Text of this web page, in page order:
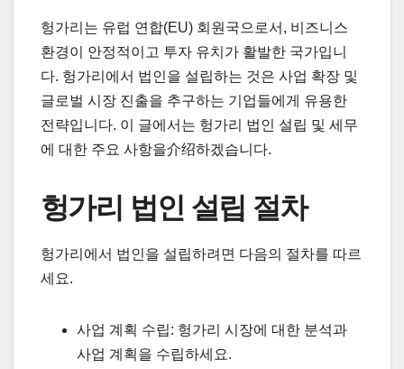
헝가리는 유럽 연합(EU) 회원국으로서, 비즈니스
환경이 안정적이고 투자 유치가 활발한 국가입니
다. 헝가리에서 법인을 설립하는 것은 사업 확장 및
글로벌 시장 진출을 추구하는 기업들에게 유용한
전략입니다. 이 글에서는 헝가리 법인 설립 및 세무
에 대한 주요 사항을介绍하겠습니다.
헝가리 법인 설립 절차
헝가리에서 법인을 설립하려면 다음의 절차를 따르
세요.
사업 계획 수립: 헝가리 시장에 대한 분석과
사업 계획을 수립하세요.